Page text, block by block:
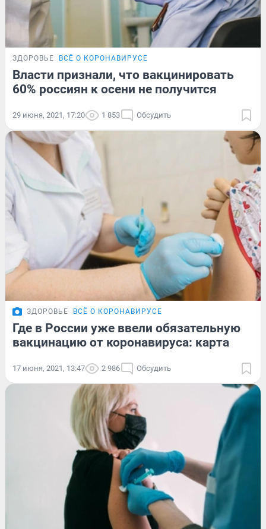
ЗДОРОВЬЕ ВСЁ О КОРОНАВИРУСЕ
Власти признали, что вакцинировать
60% россиян к осени не получится
29 июня, 2021, 17:20 1 853 Обсудить
ЗДОРОВЬЕ ВСЁ О КОРОНАВИРУСЕ
Где в России уже ввели обязательную
вакцинацию от коронавируса: карта
17 июня, 2021, 13:47 2 986 Обсудить